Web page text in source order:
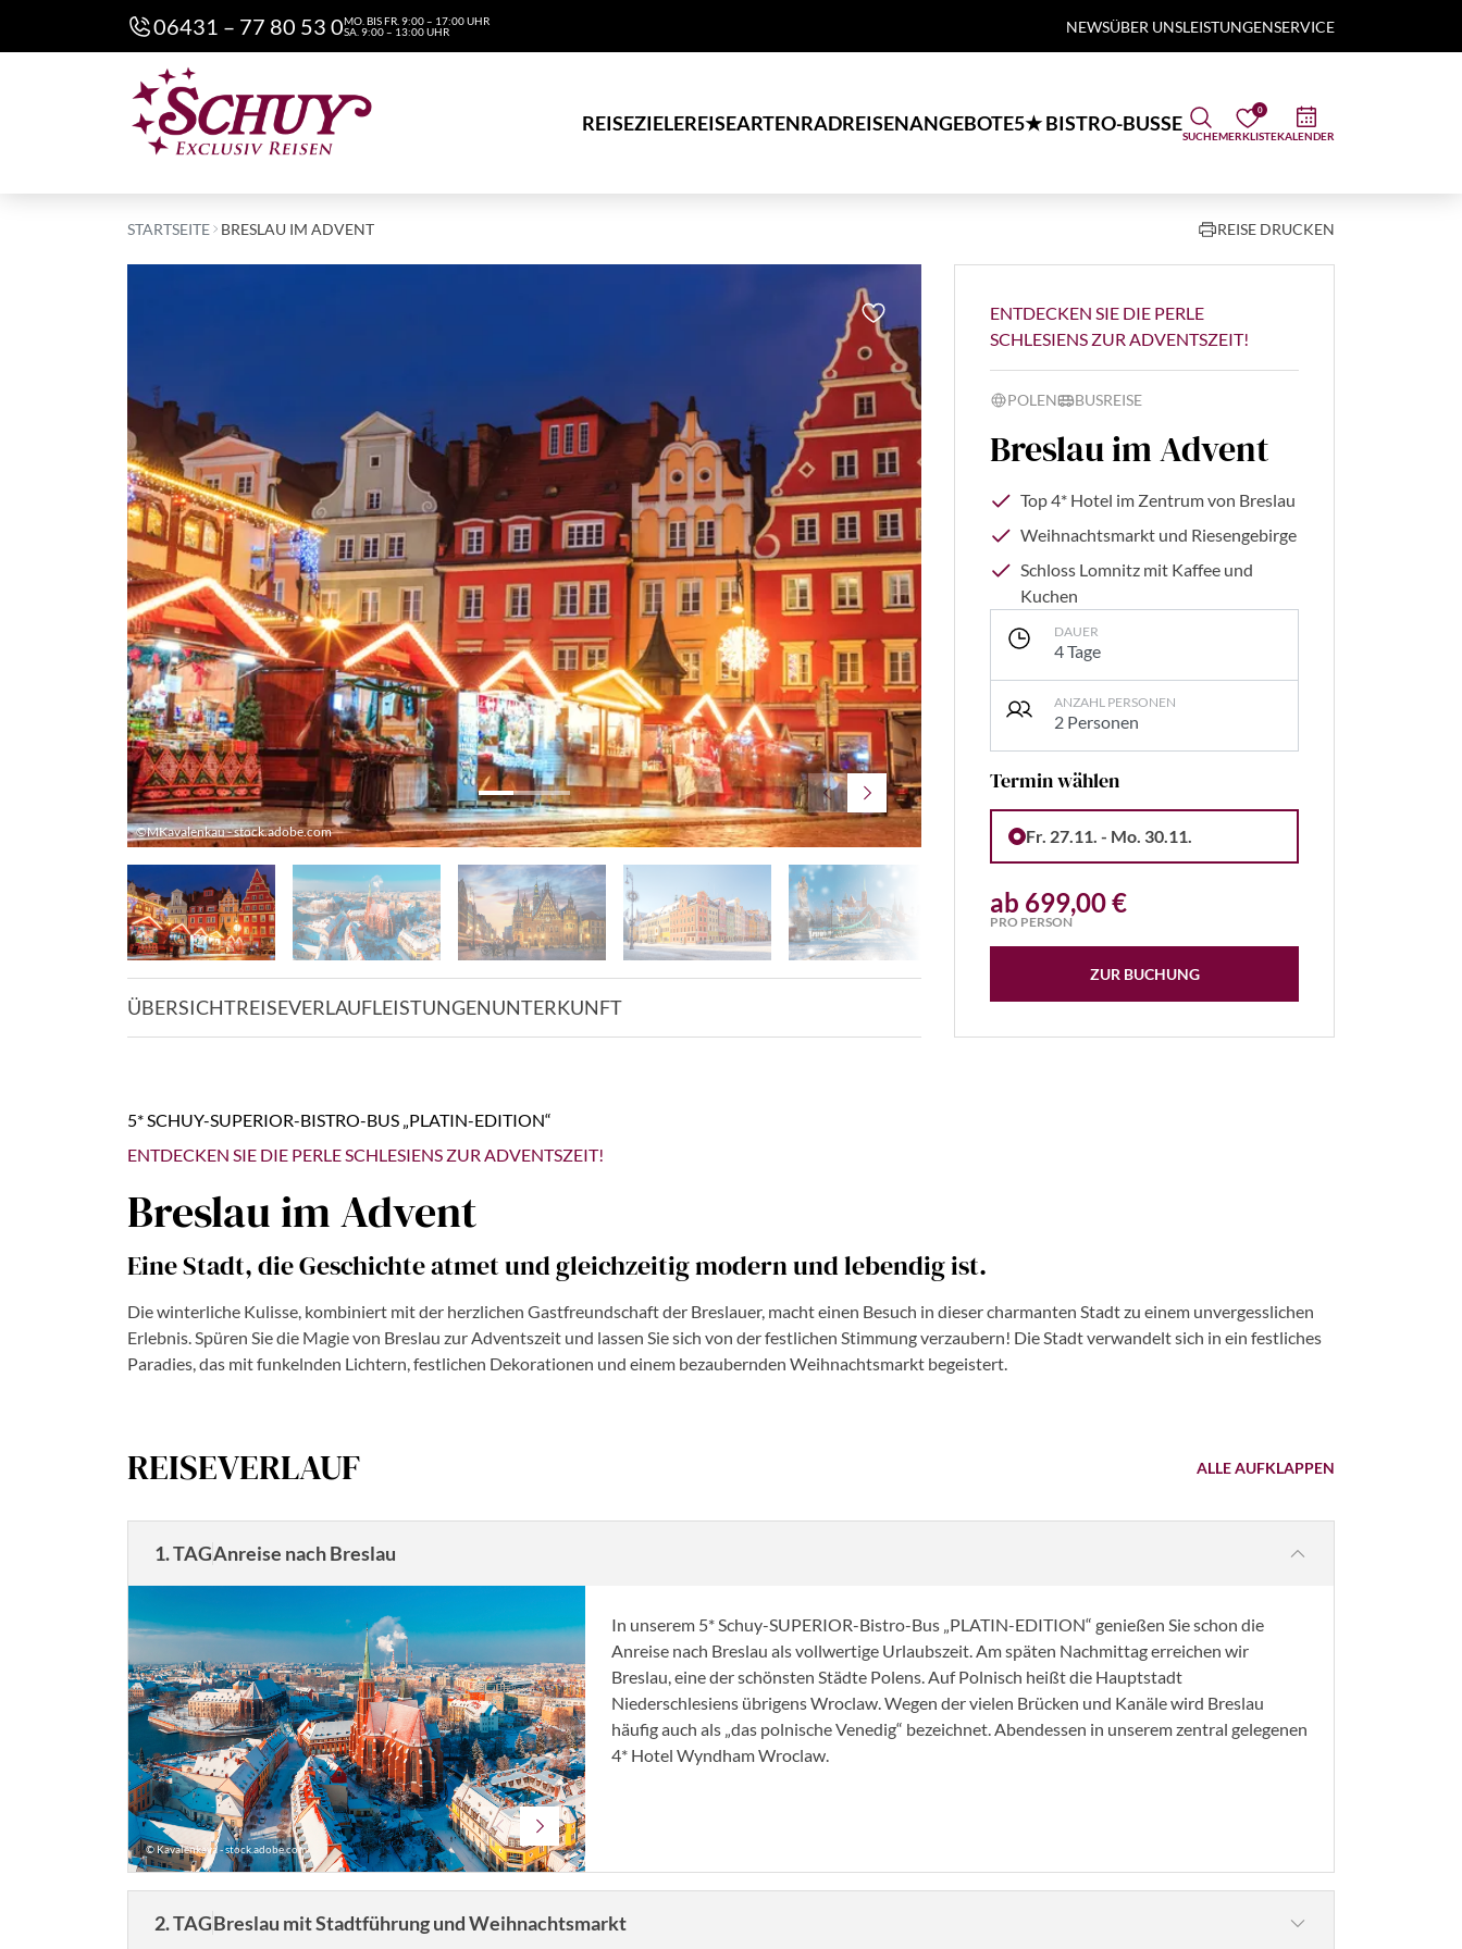
06431 – 77 80 53 0MO. BIS FR. 9:00 – 17:00 UHR
SA. 9:00 – 13:00 UHR
NEWSÜBER UNSLEISTUNGENSERVICE
REISEZIELEREISEARTENRADREISENANGEBOTE5★ BISTRO-BUSSE
SUCHE
0
MERKLISTEKALENDER
STARTSEITE BRESLAU IM ADVENT REISE DRUCKEN
©MKavalenkau - stock.adobe.com © Kavalenkava - stock.adobe.com
ÜBERSICHTREISEVERLAUFLEISTUNGENUNTERKUNFT
ENTDECKEN SIE DIE PERLE
SCHLESIENS ZUR ADVENTSZEIT!
POLEN BUSREISE
Breslau im Advent
Top 4* Hotel im Zentrum von Breslau
Weihnachtsmarkt und Riesengebirge
Schloss Lomnitz mit Kaffee und
Kuchen
DAUER
4 Tage
ANZAHL PERSONEN
2 Personen
Termin wählen
Fr. 27.11. - Mo. 30.11.
ab 699,00 €
PRO PERSON
ZUR BUCHUNG
5* SCHUY-SUPERIOR-BISTRO-BUS „PLATIN-EDITION“
ENTDECKEN SIE DIE PERLE SCHLESIENS ZUR ADVENTSZEIT!
Breslau im Advent
Eine Stadt, die Geschichte atmet und gleichzeitig modern und lebendig ist.
Die winterliche Kulisse, kombiniert mit der herzlichen Gastfreundschaft der Breslauer, macht einen Besuch in dieser charmanten Stadt zu einem unvergesslichen
Erlebnis. Spüren Sie die Magie von Breslau zur Adventszeit und lassen Sie sich von der festlichen Stimmung verzaubern! Die Stadt verwandelt sich in ein festliches
Paradies, das mit funkelnden Lichtern, festlichen Dekorationen und einem bezaubernden Weihnachtsmarkt begeistert.
REISEVERLAUF ALLE AUFKLAPPEN
1. TAGAnreise nach Breslau
© Kavalenkava - stock.adobe.com
In unserem 5* Schuy-SUPERIOR-Bistro-Bus „PLATIN-EDITION“ genießen Sie schon die
Anreise nach Breslau als vollwertige Urlaubszeit. Am späten Nachmittag erreichen wir
Breslau, eine der schönsten Städte Polens. Auf Polnisch heißt die Hauptstadt
Niederschlesiens übrigens Wroclaw. Wegen der vielen Brücken und Kanäle wird Breslau
häufig auch als „das polnische Venedig“ bezeichnet. Abendessen in unserem zentral gelegenen
4* Hotel Wyndham Wroclaw.
2. TAGBreslau mit Stadtführung und Weihnachtsmarkt